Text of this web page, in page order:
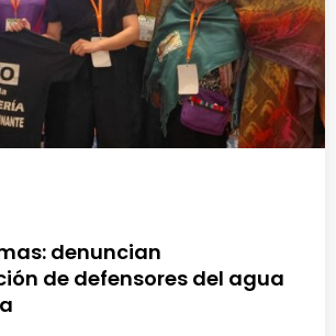
denuncian
de defensores del agua